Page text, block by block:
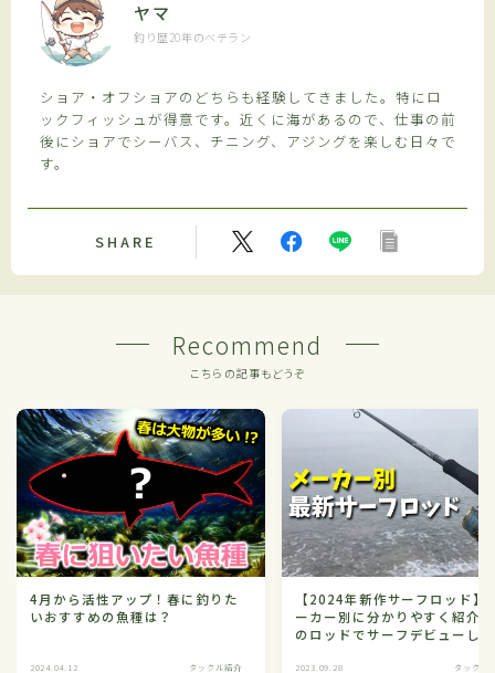
ヤマ
釣り歴20年のベテラン
ショア・オフショアのどちらも経験してきました。特にロ
ックフィッシュが得意です。近くに海があるので、仕事の前
後にショアでシーバス、チニング、アジングを楽しむ日々で
す。
SHARE
Recommend
こちらの記事もどうぞ
4月から活性アップ！春に釣りた
いおすすめの魚種は？
2024.04.12 タックル紹介
【2024年新作サーフロッド】
ーカー別に分かりやすく紹介
のロッドでサーフデビューしよ
2023.09.28 タックル